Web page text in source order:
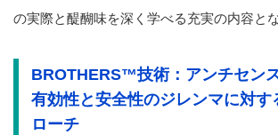
の実際と醍醐味を深く学べる充実の内容と
BROTHERS™技術：アンチセン
有効性と安全性のジレンマに対す
ローチ